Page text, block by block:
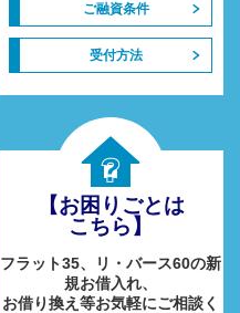
ご融資条件
受付方法
【お困りごとは
こちら】
フラット35、リ・バース60の新
規お借入れ、
お借り換え等お気軽にご相談く